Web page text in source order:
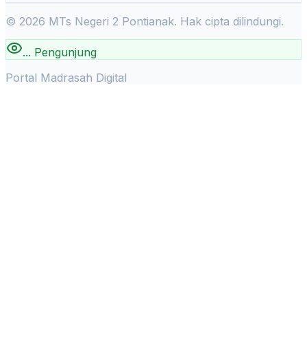
© 2026 MTs Negeri 2 Pontianak. Hak cipta dilindungi.
... Pengunjung
Portal Madrasah Digital